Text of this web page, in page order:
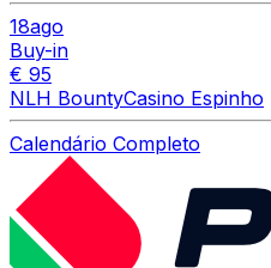
18ago
Buy-in
€ 95
NLH BountyCasino Espinho
Calendário Completo